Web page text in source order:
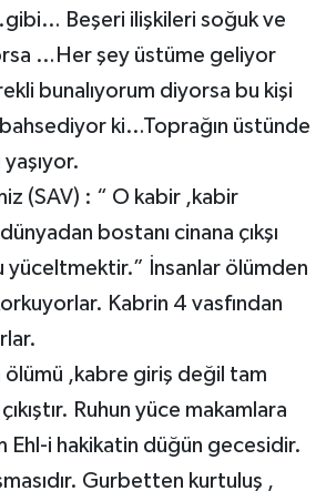
Beşeri ilişkileri soğuk ve
…Her şey üstüme geliyor
bunalıyorum diyorsa bu kişi
ki…Toprağın üstünde
(SAV) : “ O kabir ,kabir
bostanı cinana çıkşı
yüceltmektir.” İnsanlar ölümden
Kabrin 4 vasfından
,kabre giriş değil tam
Ruhun yüce makamlara
Ehl-i hakikatin düğün gecesidir.
Gurbetten kurtuluş ,